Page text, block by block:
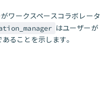
ワークスペースコラボレータ
はユーザーが
ることを示します。